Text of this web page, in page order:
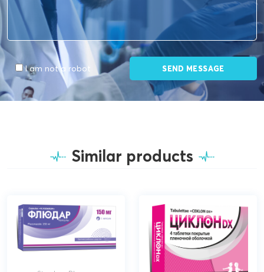
I am not a robot
Similar products